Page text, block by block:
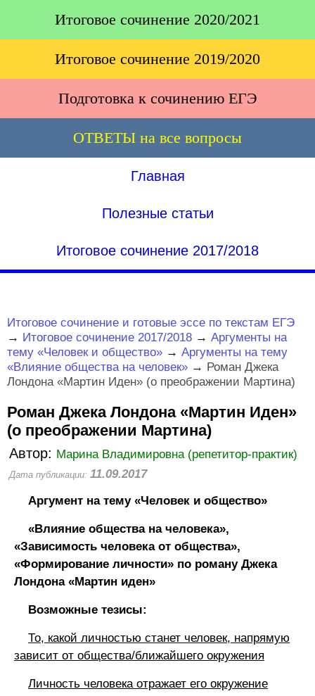
Итоговое сочинение 2020/2021
Итоговое сочинение 2019/2020
Подготовка к сочинению ЕГЭ
ОТВЕТЫ на все вопросы
Главная
Полезные статьи
Итоговое сочинение 2017/2018
Итоговое сочинение и готовые эссе по текстам ЕГЭ
→ Итоговое сочинение 2017/2018 → Аргументы на
тему «Человек и общество» → Аргументы на тему
«Влияние общества на человек» → Роман Джека
Лондона «Мартин Иден» (о преображении Мартина)
Роман Джека Лондона «Мартин Иден»
(о преображении Мартина)
Автор: Марина Владимировна (репетитор-практик)
Дата публикации: 11.09.2017
Аргумент на тему «Человек и общество»
«Влияние общества на человека»,
«Зависимость человека от общества»,
«Формирование личности» по роману Джека
Лондона «Мартин иден»
Возможные тезисы:
То, какой личностью станет человек, напрямую
зависит от общества/ближайшего окружения
Личность человека отражает его окружение